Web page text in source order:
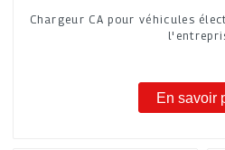
Chargeur CA pour véhicules
En savoir